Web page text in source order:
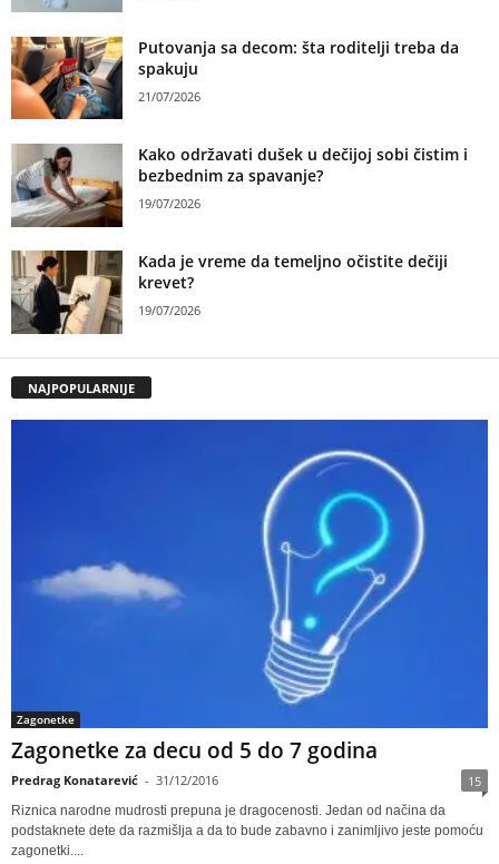
Putovanja sa decom: šta roditelji treba da
spakuju
21/07/2026
Kako održavati dušek u dečijoj sobi čistim i
bezbednim za spavanje?
19/07/2026
Kada je vreme da temeljno očistite dečiji
krevet?
19/07/2026
NAJPOPULARNIJE
Zagonetke
Zagonetke za decu od 5 do 7 godina
Predrag Konatarević - 31/12/2016 15
Riznica narodne mudrosti prepuna je dragocenosti. Jedan od načina da
podstaknete dete da razmišlja a da to bude zabavno i zanimljivo jeste pomoću
zagonetki....